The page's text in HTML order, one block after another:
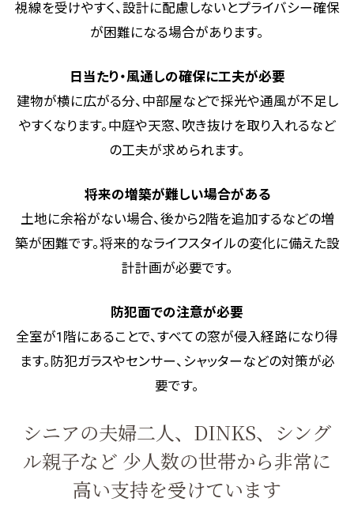
視線を受けやすく、設計に配慮しないとプライバシー確保
が困難になる場合があります。
日当たり・風通しの確保に工夫が必要
建物が横に広がる分、中部屋などで採光や通風が不足し
やすくなります。中庭や天窓、吹き抜けを取り入れるなど
の工夫が求められます。
将来の増築が難しい場合がある
土地に余裕がない場合、後から2階を追加するなどの増
築が困難です。将来的なライフスタイルの変化に備えた設
計計画が必要です。
防犯面での注意が必要
全室が1階にあることで、すべての窓が侵入経路になり得
ます。防犯ガラスやセンサー、シャッターなどの対策が必
要です。
シニアの夫婦二人、DINKS、シング
ル親子など 少人数の世帯から非常に
高い支持を受けています